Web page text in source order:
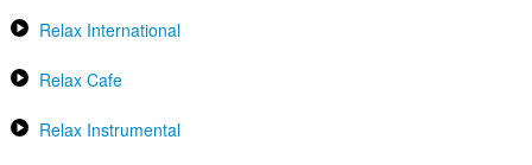
Relax International
Relax Cafe
Relax Instrumental